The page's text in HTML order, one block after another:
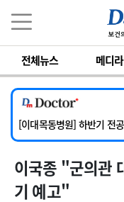
전체뉴스 메디
[서울아산병원] 2026년 하
[영남대학교의료원] 마취통
[충남대학교병원] 소아청
[동부병원] 계약직(응급의
[이대목동병원] 하반기 전
[서울아산병원] 2026년 하
[영남대학교의료원] 마취
이국종 "군의관
기 예고"